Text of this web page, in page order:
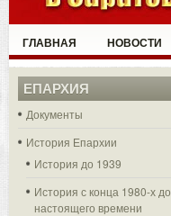
ГЛАВНАЯ НОВОСТИ
ЕПАРХИЯ
Документы
История Епархии
История до 1939
История с конца 1980-х до
настоящего времени